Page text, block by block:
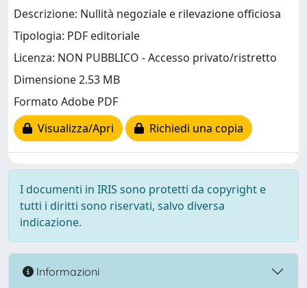
Descrizione: Nullità negoziale e rilevazione officiosa
Tipologia: PDF editoriale
Licenza: NON PUBBLICO - Accesso privato/ristretto
Dimensione 2.53 MB
Formato Adobe PDF
Visualizza/Apri
Richiedi una copia
I documenti in IRIS sono protetti da copyright e
tutti i diritti sono riservati, salvo diversa
indicazione.
Informazioni